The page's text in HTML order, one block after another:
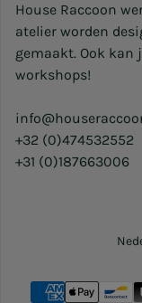
House Raccoon
atelier worden
gemaakt. Ook kan
workshops!
+32 (0)474532552
+31 (0)187663006
Betaalmethoden